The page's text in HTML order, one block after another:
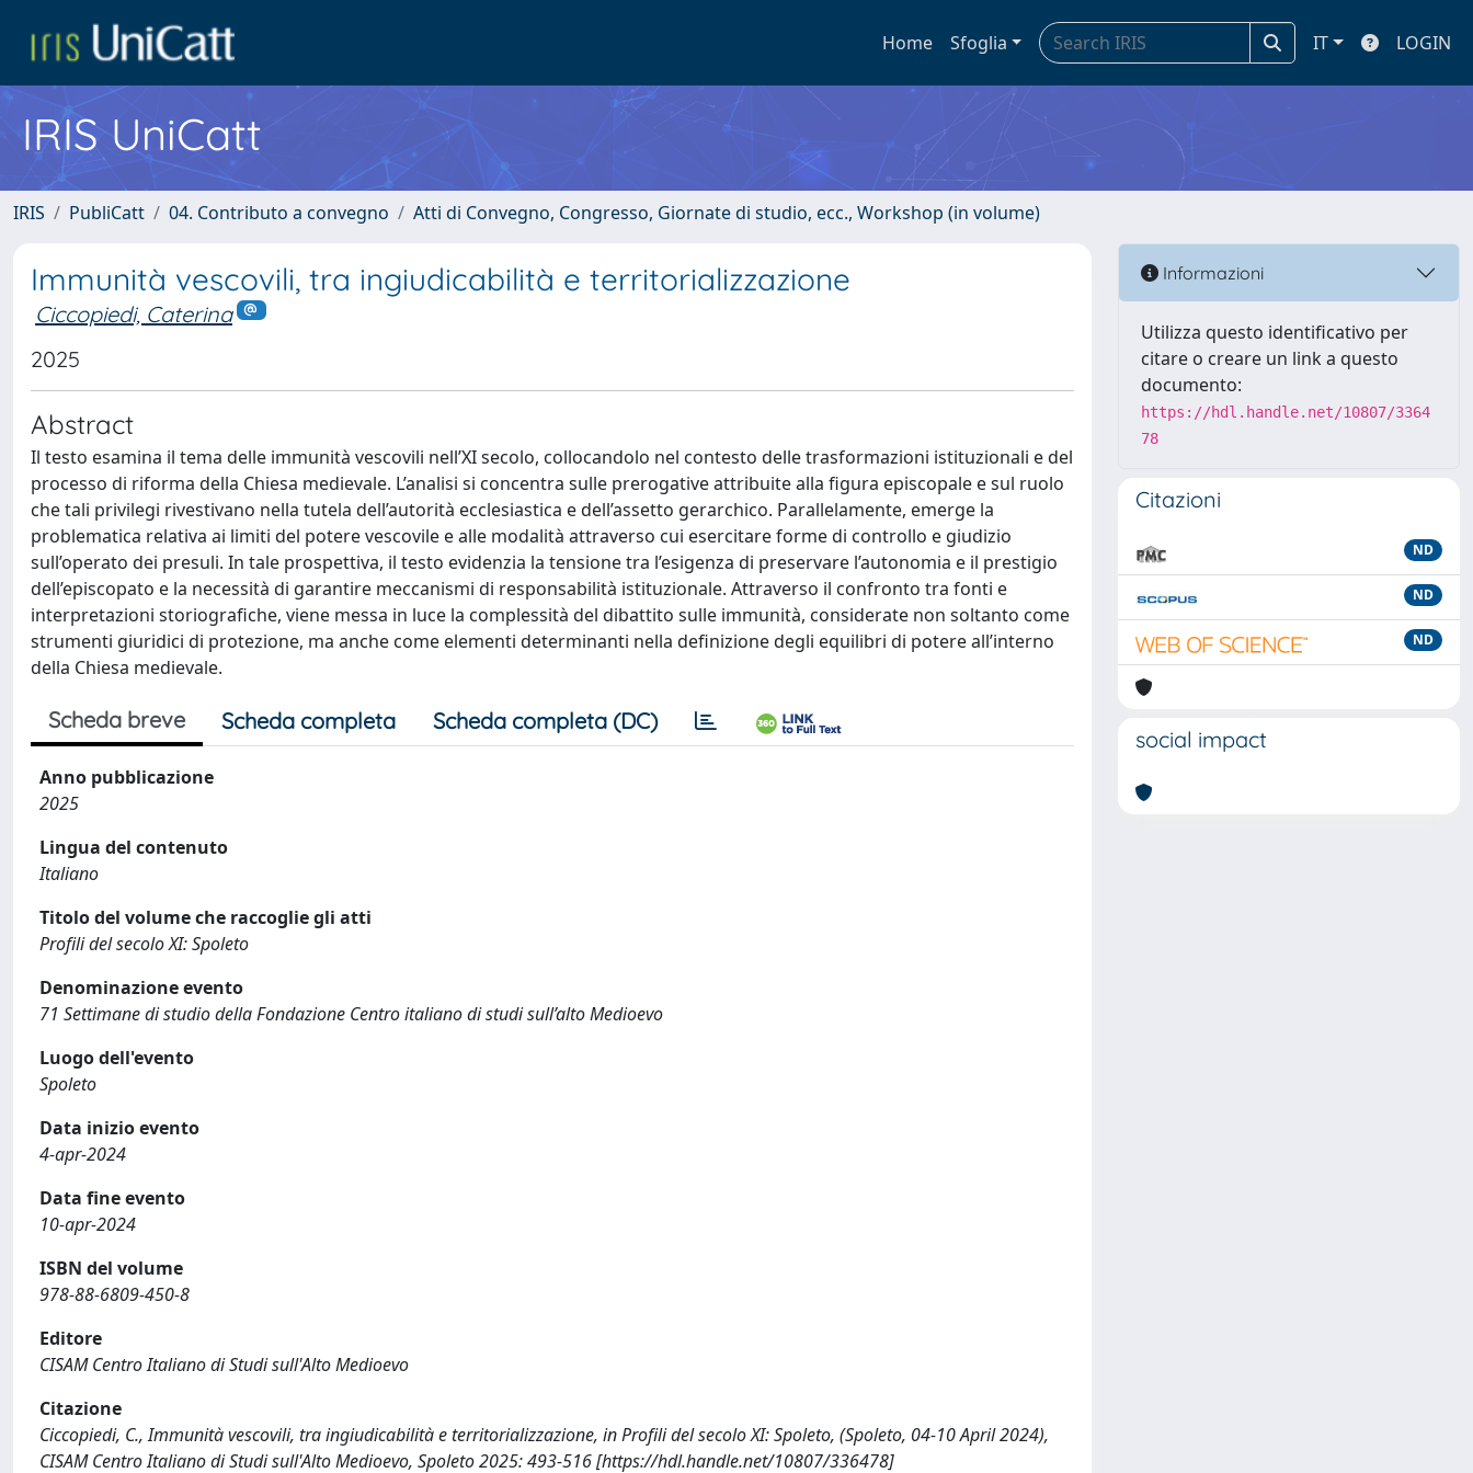
Home Sfoglia IT LOGIN
IRIS UniCatt
IRIS PubliCatt 04. Contributo a convegno Atti di Convegno, Congresso, Giornate di studio, ecc., Workshop (in volume)
Immunità vescovili, tra ingiudicabilità e territorializzazione
Ciccopiedi, Caterina
2025
Abstract
Il testo esamina il tema delle immunità vescovili nell’XI secolo, collocandolo nel contesto delle trasformazioni istituzionali e del
processo di riforma della Chiesa medievale. L’analisi si concentra sulle prerogative attribuite alla figura episcopale e sul ruolo
che tali privilegi rivestivano nella tutela dell’autorità ecclesiastica e dell’assetto gerarchico. Parallelamente, emerge la
problematica relativa ai limiti del potere vescovile e alle modalità attraverso cui esercitare forme di controllo e giudizio
sull’operato dei presuli. In tale prospettiva, il testo evidenzia la tensione tra l’esigenza di preservare l’autonomia e il prestigio
dell’episcopato e la necessità di garantire meccanismi di responsabilità istituzionale. Attraverso il confronto tra fonti e
interpretazioni storiografiche, viene messa in luce la complessità del dibattito sulle immunità, considerate non soltanto come
strumenti giuridici di protezione, ma anche come elementi determinanti nella definizione degli equilibri di potere all’interno
della Chiesa medievale.
Scheda breve Scheda completa Scheda completa (DC)
Anno pubblicazione
2025
Lingua del contenuto
Italiano
Titolo del volume che raccoglie gli atti
Profili del secolo XI: Spoleto
Denominazione evento
71 Settimane di studio della Fondazione Centro italiano di studi sull’alto Medioevo
Luogo dell'evento
Spoleto
Data inizio evento
4-apr-2024
Data fine evento
10-apr-2024
ISBN del volume
978-88-6809-450-8
Editore
CISAM Centro Italiano di Studi sull'Alto Medioevo
Citazione
Ciccopiedi, C., Immunità vescovili, tra ingiudicabilità e territorializzazione, in Profili del secolo XI: Spoleto, (Spoleto, 04-10 April 2024),
CISAM Centro Italiano di Studi sull'Alto Medioevo, Spoleto 2025: 493-516 [https://hdl.handle.net/10807/336478]
Informazioni
Utilizza questo identificativo per
citare o creare un link a questo
documento:
https://hdl.handle.net/10807/3364
78
Citazioni
ND
ND
ND
social impact